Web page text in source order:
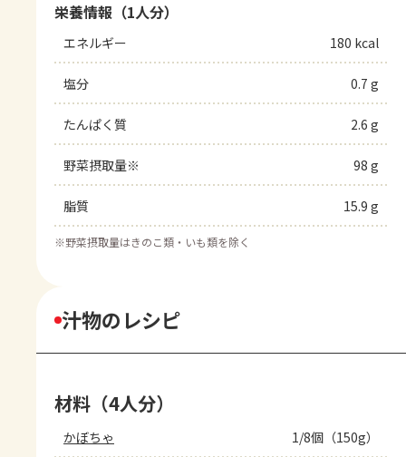
栄養情報（1人分）
エネルギー 180 kcal
塩分 0.7 g
たんぱく質 2.6 g
野菜摂取量※ 98 g
脂質 15.9 g
※野菜摂取量はきのこ類・いも類を除く
汁物のレシピ
材料（4人分）
かぼちゃ 1/8個（150g）